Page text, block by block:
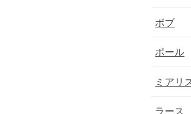
ボブ
ポール
ミアリ
ラース